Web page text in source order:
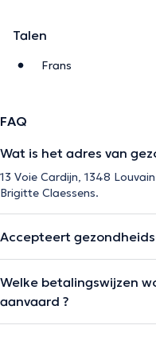
Talen
Frans
FAQ
Wat is het adres van
13 Voie Cardijn, 1348
Brigitte Claessens.
Accepteert
Welke betalingswijzen
aanvaard ?